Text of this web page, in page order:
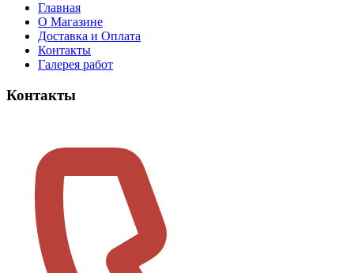
Главная
О Магазине
Доставка и Оплата
Контакты
Галерея работ
Контакты